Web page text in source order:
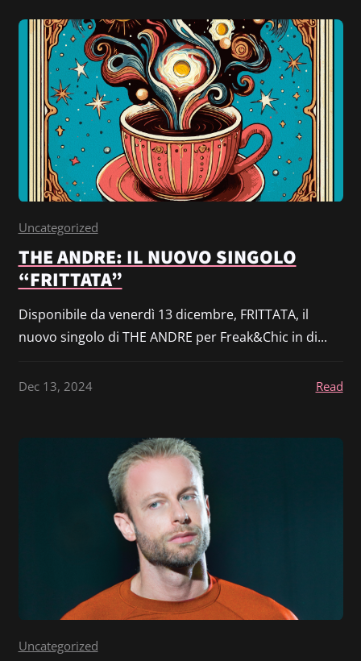
Uncategorized
THE ANDRE: IL NUOVO SINGOLO
“FRITTATA”
Disponibile da venerdì 13 dicembre, FRITTATA, il
nuovo singolo di THE ANDRE per Freak&Chic in di...
Dec 13, 2024 Read
Uncategorized